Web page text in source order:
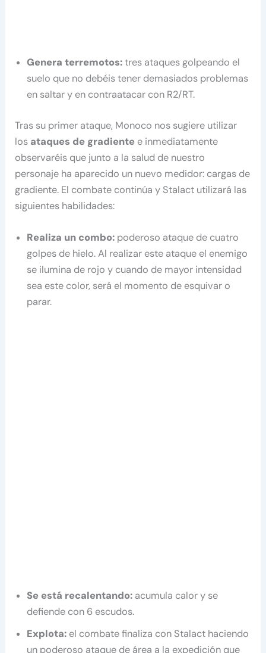
Genera terremotos:tres ataques golpeando el
suelo que no debéis tener demasiados problemas
en saltar y en contraatacar con R2/RT.
Tras su primer ataque, Monoco nos sugiere utilizar
los ataques de gradiente e inmediatamente
observaréis que junto a la salud de nuestro
personaje ha aparecido un nuevo medidor: cargas de
gradiente. El combate continúa y Stalact utilizará las
siguientes habilidades:
Realiza un combo: poderoso ataque de cuatro
golpes de hielo. Al realizar este ataque el enemigo
se ilumina de rojo y cuando de mayor intensidad
sea este color, será el momento de esquivar o
parar.
Se está recalentando: acumula calor y se
defiende con 6 escudos.
Explota: el combate finaliza con Stalact haciendo
un poderoso ataque de área a la expedición que